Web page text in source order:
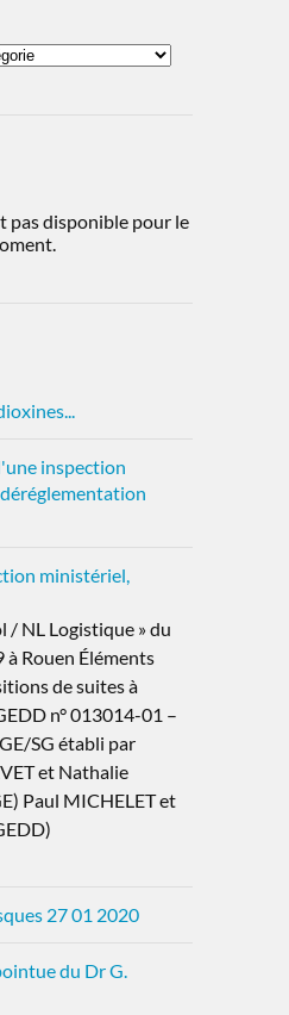
pas disponible pour le
inspection
ministériel,
/ NL Logistique » du
Rouen Éléments
de suites à
n° 013014-01 –
SG établi par
et Nathalie
Paul MICHELET et
27 01 2020
du Dr G.